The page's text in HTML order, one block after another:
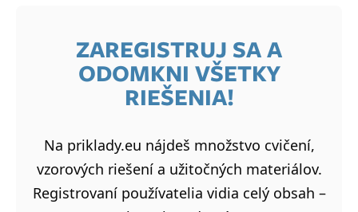
ZAREGISTRUJ SA A
ODOMKNI VŠETKY
RIEŠENIA!
Na priklady.eu nájdeš množstvo cvičení,
vzorových riešení a užitočných materiálov.
Registrovaní používatelia vidia celý obsah –